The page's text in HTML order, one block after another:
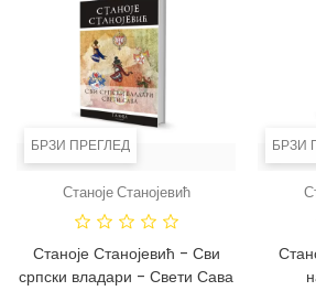
БРЗИ ПРЕГЛЕД
ИНТЕРНЕТА!
Станоје Станојевић
Станоје Станојевић - Сви
српски владари - Свети Сава
БРЗИ